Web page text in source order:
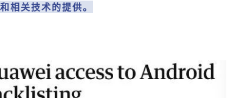
相关技术的提供。